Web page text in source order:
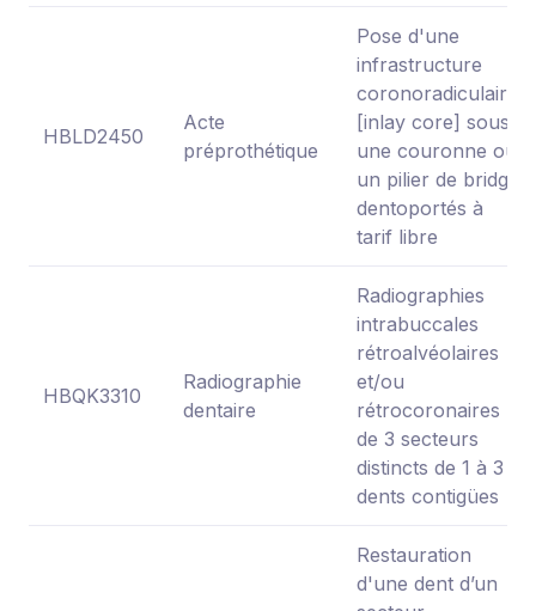
HBLD2450
Acte
préprothétique
Pose d'une
infrastructure
coronoradiculaire
[inlay core] sous
une couronne ou
un pilier de bridge
dentoportés à
tarif libre
HBQK3310
Radiographie
dentaire
Radiographies
intrabuccales
rétroalvéolaires
et/ou
rétrocoronaires
de 3 secteurs
distincts de 1 à 3
dents contigües
Restauration
d'une dent d’un